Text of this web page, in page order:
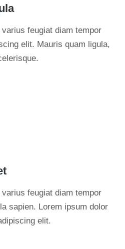
feugiat diam tempor
elit. Mauris quam ligula,
feugiat diam tempor
sapien. Lorem ipsum dolor
elit.